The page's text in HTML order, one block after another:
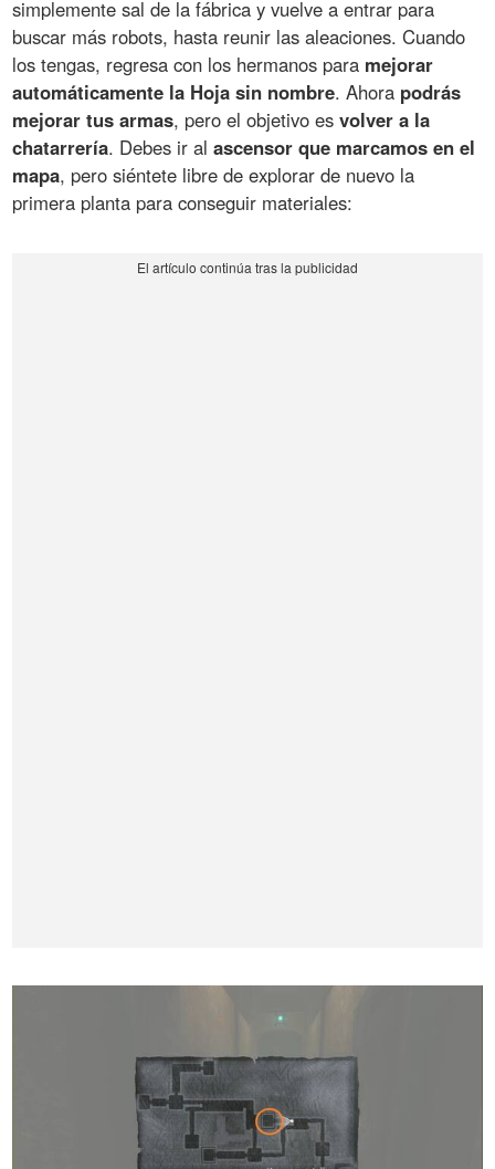
simplemente sal de la fábrica y vuelve a entrar para
buscar más robots, hasta reunir las aleaciones. Cuando
los tengas, regresa con los hermanos para mejorar
automáticamente la Hoja sin nombre. Ahora podrás
mejorar tus armas, pero el objetivo esvolver a la
chatarrería. Debes ir alascensor que marcamos en el
mapa, pero siéntete libre de explorar de nuevo la
primera planta para conseguir materiales: